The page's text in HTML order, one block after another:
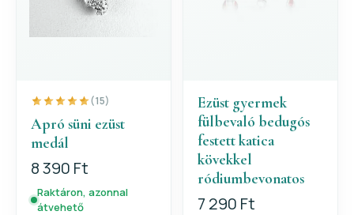
(15)
Apró süni ezüst
medál
8 390 Ft
Raktáron, azonnal
átvehető
Ezüst gyermek
fülbevaló bedugós
festett katica
kövekkel
ródiumbevonatos
7 290 Ft